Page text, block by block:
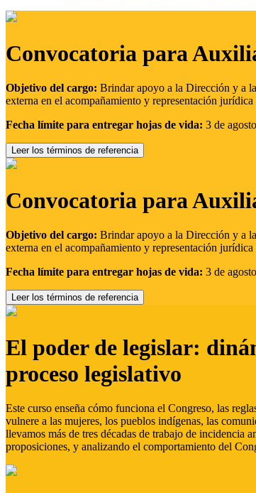
Convocatoria para
Objetivo del cargo: Brindar apoyo a la Dirección y a
externa en el acompañamiento y representación
Fecha límite para entregar hojas de vida: 3 de
Leer los términos de referencia
Convocatoria para
Objetivo del cargo: Brindar apoyo a la Dirección y a
externa en el acompañamiento y representación
Fecha límite para entregar hojas de vida: 3 de
Leer los términos de referencia
El poder de legislar:
proceso legislativo
Este curso enseña cómo funciona el Congreso, las
vulnere a las mujeres, los pueblos indígenas, las
llevamos más de tres décadas de trabajo de incidencia
proposiciones, y analizando el comportamiento del